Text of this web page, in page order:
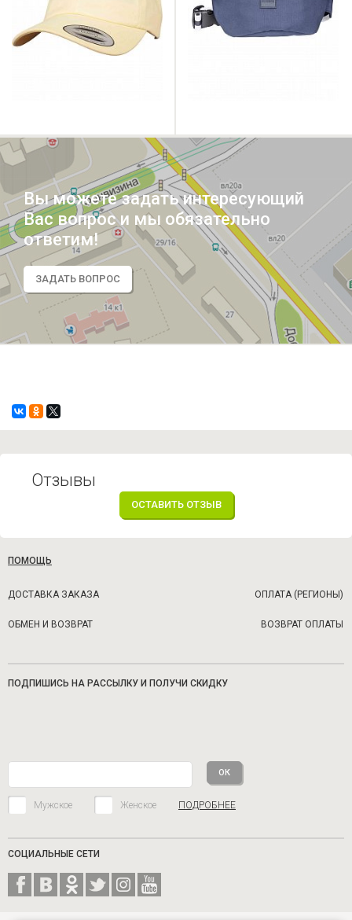
Вы можете задать интересующий
Вас вопрос и мы обязательно
ответим!
ЗАДАТЬ ВОПРОС
Отзывы
ОСТАВИТЬ ОТЗЫВ
ПОМОЩЬ
ДОСТАВКА ЗАКАЗА ОПЛАТА (РЕГИОНЫ)
ОБМЕН И ВОЗВРАТ ВОЗВРАТ ОПЛАТЫ
ПОДПИШИСЬ НА РАССЫЛКУ И ПОЛУЧИ СКИДКУ
Мужское Женское ПОДРОБНЕЕ
СОЦИАЛЬНЫЕ СЕТИ